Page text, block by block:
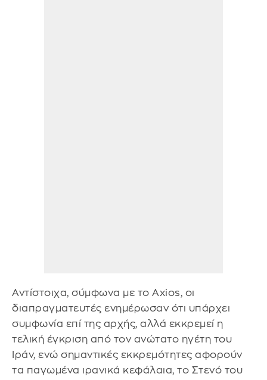
Αντίστοιχα, σύμφωνα με το Axios, οι
διαπραγματευτές ενημέρωσαν ότι υπάρχει
συμφωνία επί της αρχής, αλλά εκκρεμεί η
τελική έγκριση από τον ανώτατο ηγέτη του
Ιράν, ενώ σημαντικές εκκρεμότητες αφορούν
τα παγωμένα ιρανικά κεφάλαια, το Στενό του